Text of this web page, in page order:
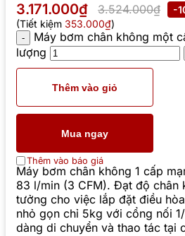
3.171.000₫ 3.524.000₫
-
(Tiết kiệm 353.000₫)
Máy bơm chân không một
lượng
Thêm vào giỏ
Mua ngay
Thêm vào báo giá
Máy bơm chân không 1 cấp
83 l/min (3 CFM). Đạt độ chân
tưởng cho việc lắp đặt điều
nhỏ gọn chỉ 5kg với cổng nối 1/
dàng di chuyển và thao tác tại